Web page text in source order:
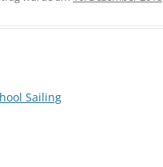
Sailing